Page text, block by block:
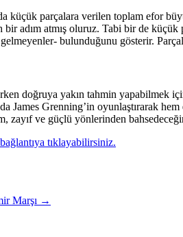
küçük parçalara verilen toplam efor
bir adım atmış oluruz. Tabi bir de
bulunduğunu gösterir.
doğruya yakın tahmin yapabilmek
James Grenning’in oyunlaştırarak
zayıf ve güçlü yönlerinden
tıklayabilirsiniz.
Marşı →